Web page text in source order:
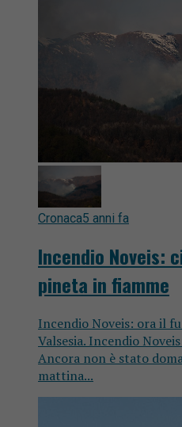
Cronaca5 anni fa
Incendio Noveis:
pineta in fiamme
Incendio Noveis: ora il
Valsesia. Incendio
Ancora non è stato
mattina...